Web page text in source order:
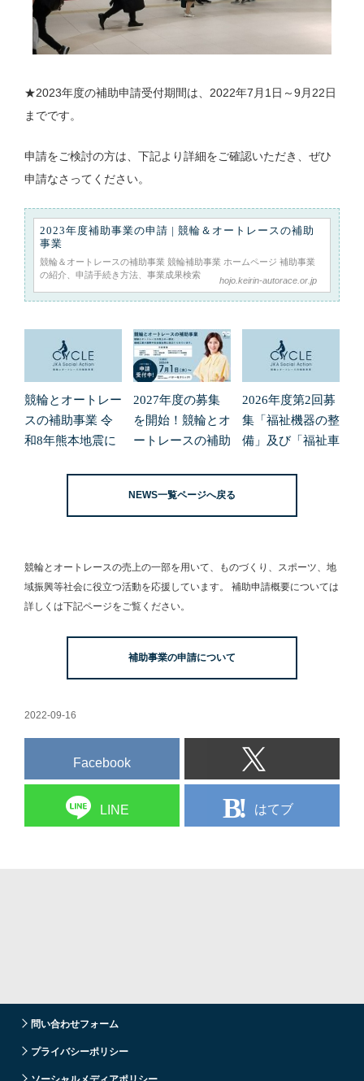
★2023年度の補助申請受付期間は、2022年7月1日～9月22日
までです。
申請をご検討の方は、下記より詳細をご確認いただき、ぜひ
申請なさってください。
2023年度補助事業の申請 | 競輪＆オートレースの補助
事業
競輪＆オートレースの補助事業 競輪補助事業 ホームページ 補助事業
の紹介、申請手続き方法、事業成果検索
hojo.keirin-autorace.or.jp
競輪とオートレー
スの補助事業 令
和8年熊本地震に
2027年度の募集
を開始！競輪とオ
ートレースの補助
2026年度第2回募
集「福祉機器の整
備」及び「福祉車
NEWS一覧ページへ戻る
競輪とオートレースの売上の一部を用いて、
ものづくり、スポーツ、地
域振興等社会に役立つ活動を応援しています。
補助申請概要については
詳しくは下記ページをご覧ください。
補助事業の申請について
2022-09-16
Facebook
LINE はてブ
問い合わせフォーム
プライバシーポリシー